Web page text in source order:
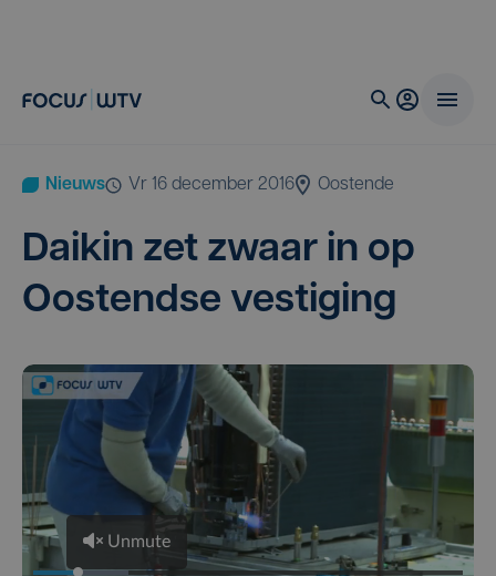
Nieuws vr 16 december 2016 Oostende
Dai­kin zet zwaar in op
Oos­tend­se vestiging